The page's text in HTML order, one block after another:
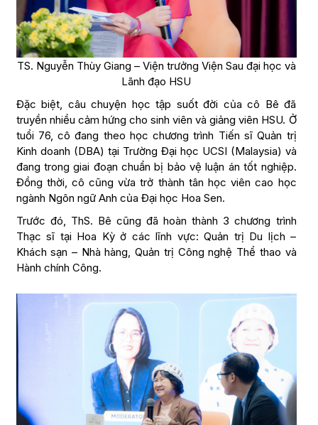
TS. Nguyễn Thùy Giang – Viện trưởng Viện Sau đại học và
Lãnh đạo HSU
Đặc biệt, câu chuyện học tập suốt đời của cô Bê đã
truyền nhiều cảm hứng cho sinh viên và giảng viên HSU. Ở
tuổi 76, cô đang theo học chương trình Tiến sĩ Quản trị
Kinh doanh (DBA) tại Trường Đại học UCSI (Malaysia) và
đang trong giai đoạn chuẩn bị bảo vệ luận án tốt nghiệp.
Đồng thời, cô cũng vừa trở thành tân học viên cao học
ngành Ngôn ngữ Anh của Đại học Hoa Sen.
Trước đó, ThS. Bê cũng đã hoàn thành 3 chương trình
Thạc sĩ tại Hoa Kỳ ở các lĩnh vực: Quản trị Du lịch –
Khách sạn – Nhà hàng, Quản trị Công nghệ Thể thao và
Hành chính Công.